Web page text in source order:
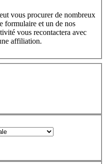
vous procurer de nombreux
formulaire et un de nos
vous recontactera avec
affiliation.